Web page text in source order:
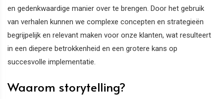
en gedenkwaardige manier over te brengen. Door het gebruik
van verhalen kunnen we complexe concepten en strategieën
begrijpelijk en relevant maken voor onze klanten, wat resulteert
in een diepere betrokkenheid en een grotere kans op
succesvolle implementatie.
Waarom storytelling?